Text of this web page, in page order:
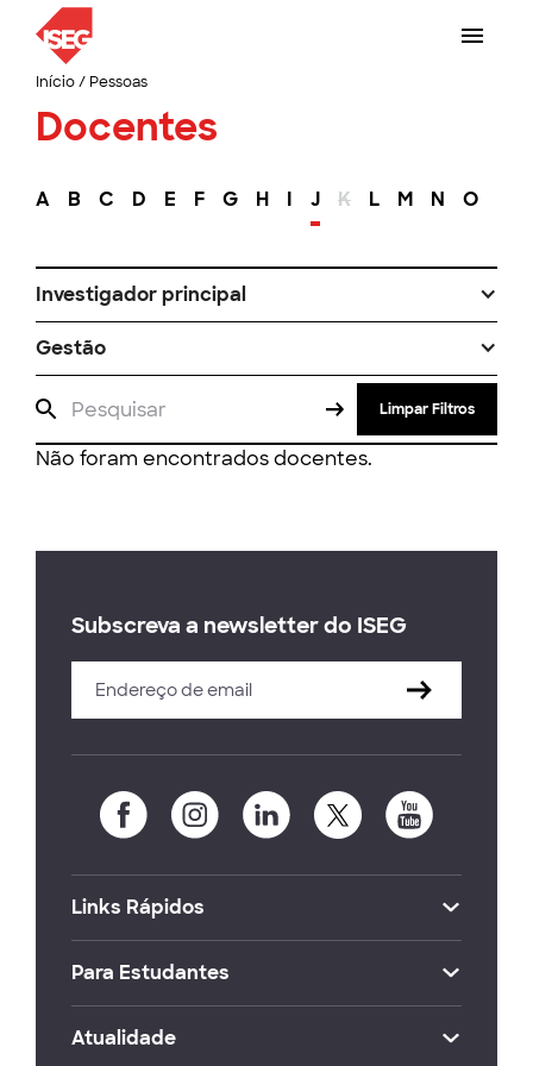
Início/ Pessoas
Docentes
A B C D E F G H I J K L M N O
Investigador principal
Gestão
Limpar Filtros
Não foram encontrados docentes.
Subscreva a newsletter do ISEG
Links Rápidos
Para Estudantes
Atualidade